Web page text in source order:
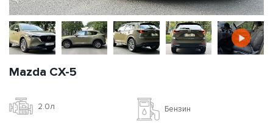
Mazda CX-5
2.0л Бензин